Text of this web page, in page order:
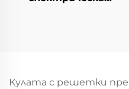
Кулата с решетки